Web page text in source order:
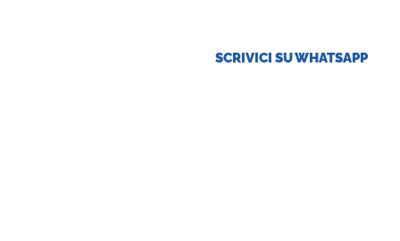
SCRIVICI SU WHATSAPP